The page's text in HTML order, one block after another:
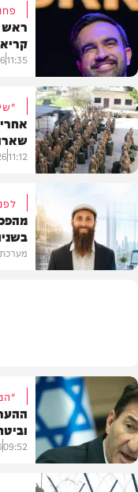
בעולם
ראש
11:35
מדיני
11:12
מערכת
09:52